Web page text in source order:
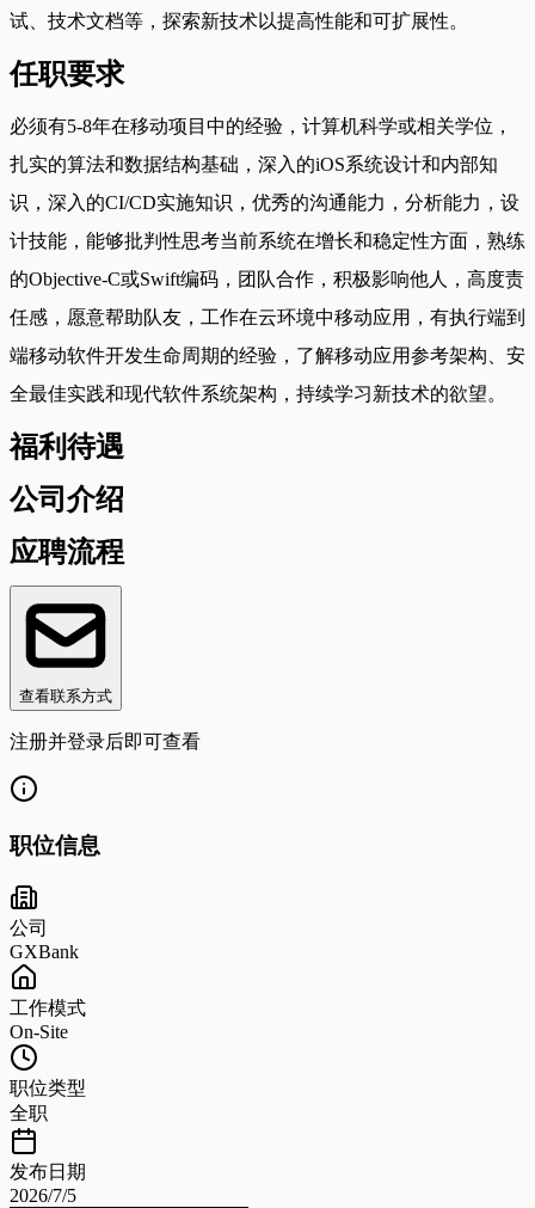
试、技术文档等，探索新技术以提高性能和可扩展性。
任职要求
必须有5-8年在移动项目中的经验，计算机科学或相关学位，
扎实的算法和数据结构基础，深入的iOS系统设计和内部知
识，深入的CI/CD实施知识，优秀的沟通能力，分析能力，设
计技能，能够批判性思考当前系统在增长和稳定性方面，熟练
的Objective-C或Swift编码，团队合作，积极影响他人，高度责
任感，愿意帮助队友，工作在云环境中移动应用，有执行端到
端移动软件开发生命周期的经验，了解移动应用参考架构、安
全最佳实践和现代软件系统架构，持续学习新技术的欲望。
福利待遇
公司介绍
应聘流程
查看联系方式
注册并登录后即可查看
职位信息
公司
GXBank
工作模式
On-Site
职位类型
全职
发布日期
2026/7/5